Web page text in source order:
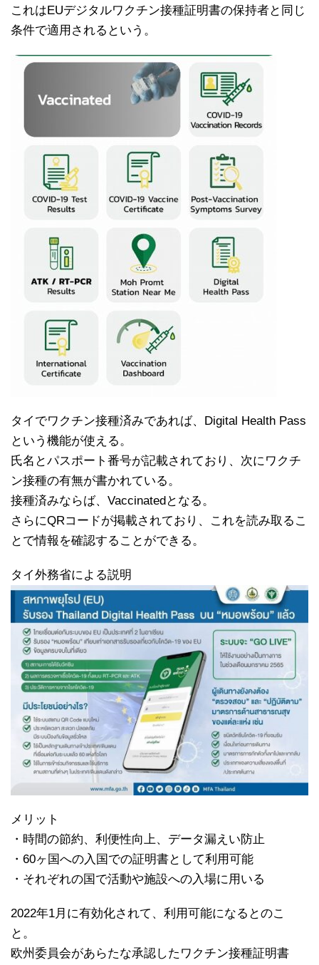
これはEUデジタルワクチン接種証明書の保持者と同じ
条件で適用されるという。
タイでワクチン接種済みであれば、Digital Health Pass
という機能が使える。
氏名とパスポート番号が記載されており、次にワクチ
ン接種の有無が書かれている。
接種済みならば、Vaccinatedとなる。
さらにQRコードが掲載されており、これを読み取るこ
とで情報を確認することができる。
タイ外務省による説明
メリット
・時間の節約、利便性向上、データ漏えい防止
・60ヶ国への入国での証明書として利用可能
・それぞれの国で活動や施設への入場に用いる
2022年1月に有効化されて、利用可能になるとのこ
と。
欧州委員会があらたな承認したワクチン接種証明書